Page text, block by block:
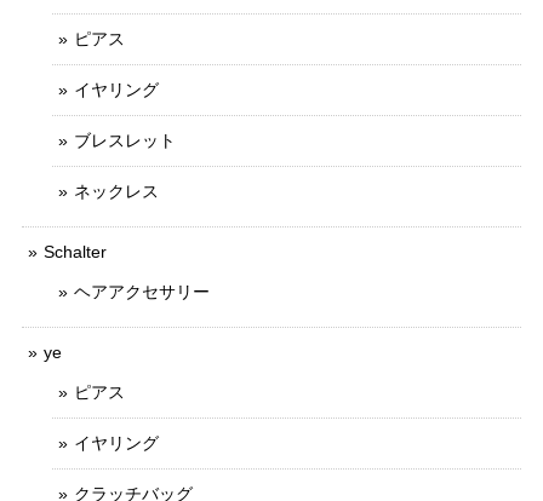
ピアス
イヤリング
ブレスレット
ネックレス
Schalter
ヘアアクセサリー
ye
ピアス
イヤリング
クラッチバッグ